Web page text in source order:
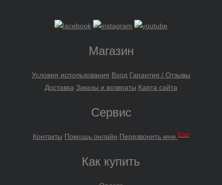
Магазин
Условия использования Вход Гарантия / Отзывы
Доставка Заказы и возвраты Карта сайта
Сервис
Контакты Помощь онлайн Перезвонить мне Free
Как купить